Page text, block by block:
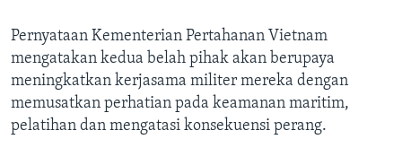
Pernyataan Kementerian Pertahanan Vietnam
mengatakan kedua belah pihak akan berupaya
meningkatkan kerjasama militer mereka dengan
memusatkan perhatian pada keamanan maritim,
pelatihan dan mengatasi konsekuensi perang.